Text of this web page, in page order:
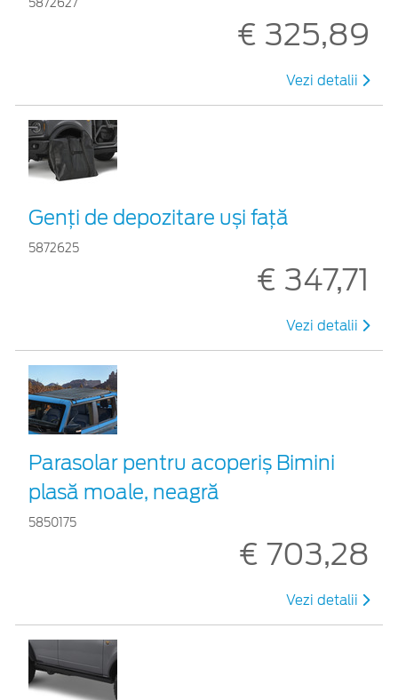
5872627
€ 325,89
Vezi detalii
Genți de depozitare uși față
5872625
€ 347,71
Vezi detalii
Parasolar pentru acoperiș Bimini
plasă moale, neagră
5850175
€ 703,28
Vezi detalii